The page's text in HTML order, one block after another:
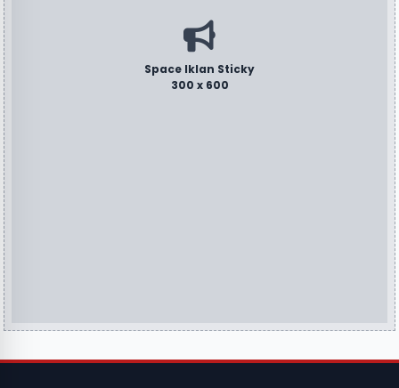
Space Iklan Sticky
300 x 600